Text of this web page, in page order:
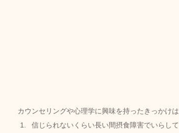
カウンセリングや心理学に興味を持ったきっかけ
信じられないくらい長い間摂食障害でいらし